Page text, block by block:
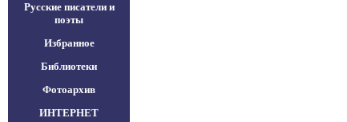
Русские писатели и
поэты
Избранное
Библиотеки
Фотоархив
ИНТЕРНЕТ